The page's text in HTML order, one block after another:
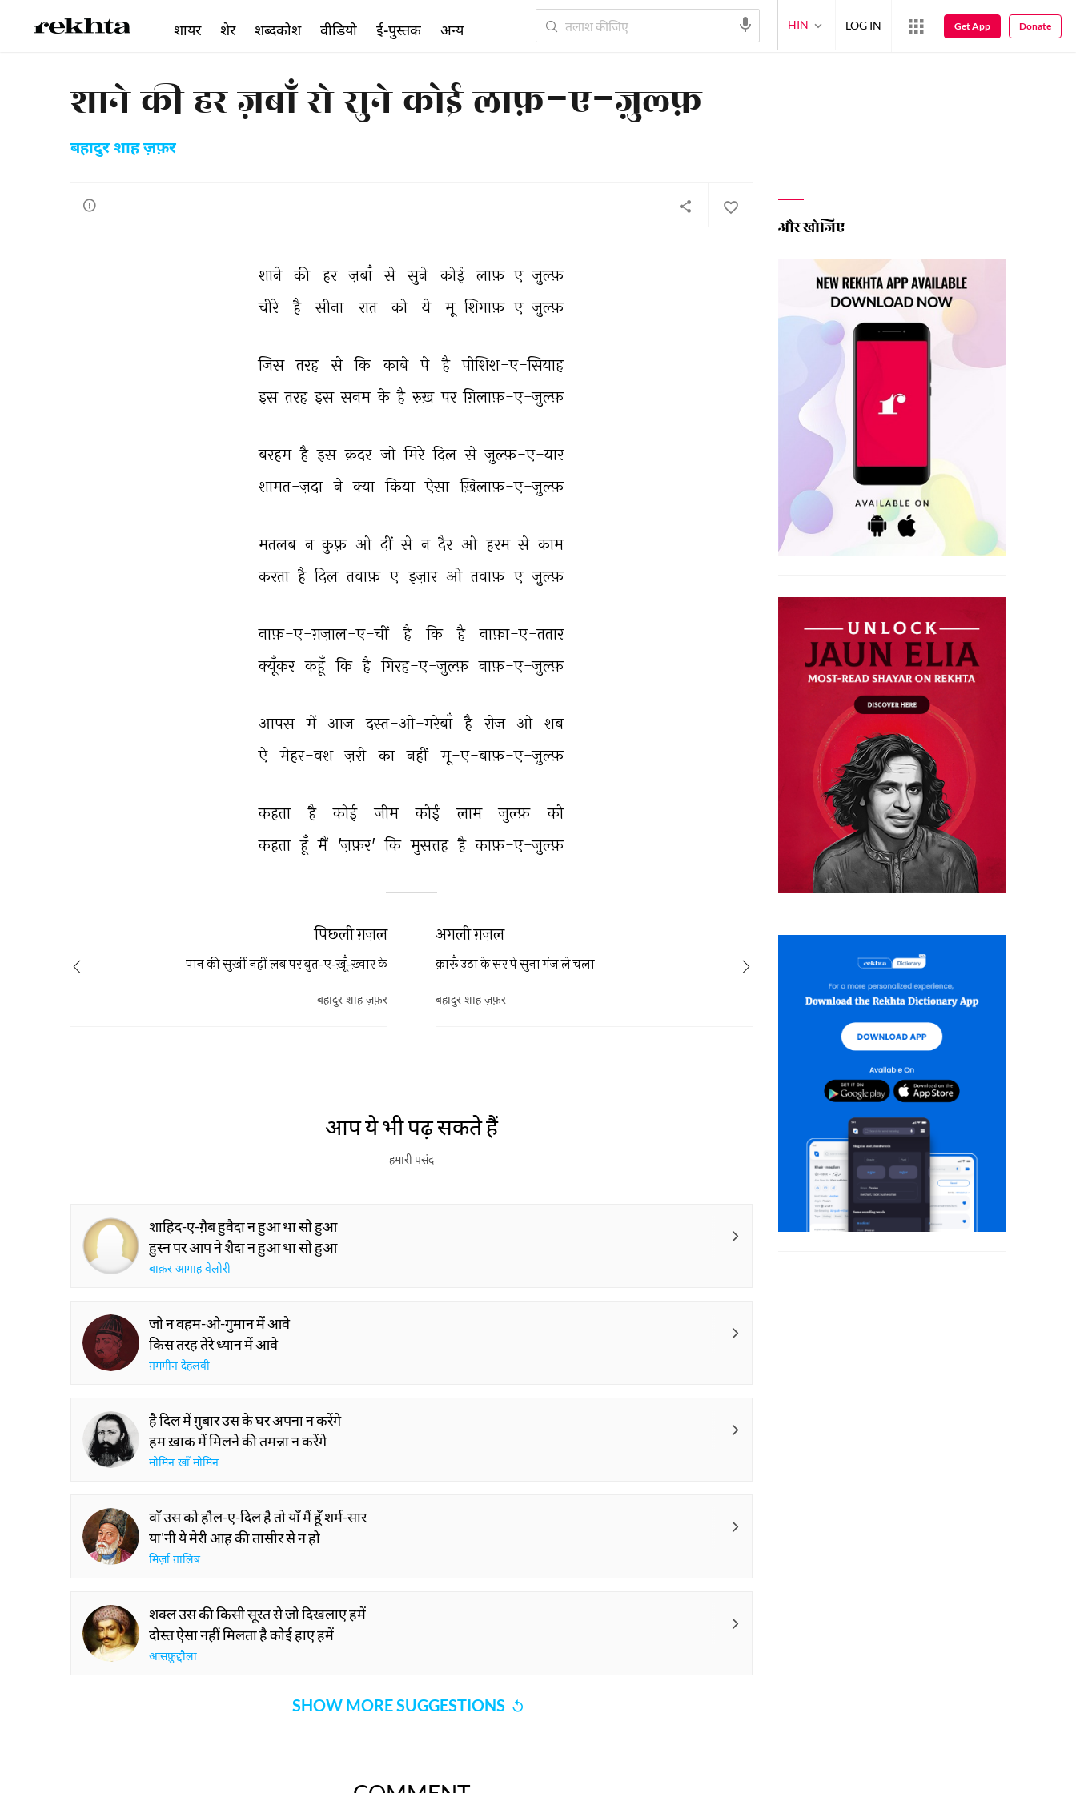
शाने की हर ज़बाँ से सुने कोई लाफ़-ए-ज़ुल्फ़
बहादुर शाह ज़फ़र
शाने की हर ज़बाँ से सुने कोई लाफ़-ए-ज़ुल्फ़
चीरे
है सीना रात को ये मू-शिगाफ़-ए-ज़ुल्फ़
जिस तरह से कि काबे पे है पोशिश-ए-सियाह
इस तरह इस सनम के है रुख़ पर ग़िलाफ़-ए-ज़ुल्फ़
बरहम है इस क़दर जो मिरे दिल से ज़ुल्फ़-ए-यार
शामत-ज़दा ने क्या किया ऐसा ख़िलाफ़-ए-ज़ुल्फ़
मतलब न कुफ़्र ओ दीं से न दैर ओ हरम से काम
करता है दिल तवाफ़-ए-इज़ार ओ तवाफ़-ए-ज़ु़ल्फ़
नाफ़-ए-ग़ज़ाल-ए-चीं है कि है
नाफ़ा-ए-ततार
क्यूँकर कहूँ कि है गिरह-ए-ज़ुल्फ़ नाफ़-ए-ज़ुल्फ़
आपस में आज दस्त-ओ-गरेबाँ है रोज़ ओ शब
ऐ मेहर-वश ज़री का नहीं मू-ए-बाफ़-ए-ज़ुल्फ़
कहता है कोई जीम कोई लाम ज़ुल्फ़
को
कहता हूँ मैं 'ज़फ़र' कि मुसत्तह है काफ़-ए-ज़ुल्फ़
अगली ग़ज़ल
क़ारूँ उठा के सर पे सुना गंज ले चला
बहादुर शाह ज़फ़र
पिछली ग़ज़ल
पान की सुर्ख़ी नहीं लब पर बुत-ए-ख़ूँ-ख़्वार के
बहादुर शाह ज़फ़र
आप ये भी पढ़ सकते हैं
हमारी पसंद
शाहिद-ए-ग़ैब हुवैदा न हुआ था सो हुआ
हुस्न पर आप ने शैदा न हुआ था सो हुआ
बाक़र आगाह वेलोरी
जो न वहम-ओ-गुमान में आवे
किस तरह तेरे ध्यान में आवे
ग़मगीन देहलवी
है दिल में ग़ुबार उस के घर अपना न करेंगे
हम ख़ाक में मिलने की तमन्ना न करेंगे
मोमिन ख़ाँ मोमिन
वाँ उस को हौल-ए-दिल है तो याँ मैं हूँ शर्म-सार
या'नी ये मेरी आह की तासीर से न हो
मिर्ज़ा ग़ालिब
शक्ल उस की किसी सूरत से जो दिखलाए हमें
दोस्त ऐसा नहीं मिलता है कोई हाए हमें
आसफ़ुद्दौला
SHOW MORE SUGGESTIONS
और खोजिए
शायर शेर शब्दकोश वीडियो ई-पुस्तक अन्य HIN LOG IN Get App Donate